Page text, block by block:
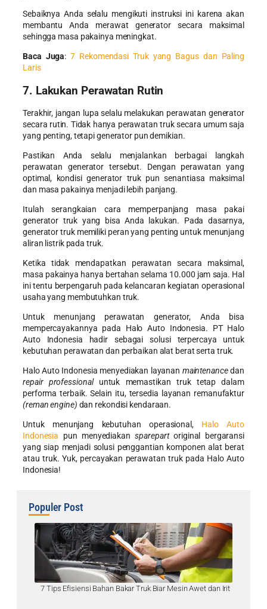
Sebaiknya Anda selalu mengikuti instruksi ini karena akan
membantu Anda merawat generator secara maksimal
sehingga masa pakainya meningkat.
Baca Juga:7 Rekomendasi Truk yang Bagus dan Paling
Laris
7. Lakukan Perawatan Rutin
Terakhir, jangan lupa selalu melakukan perawatan generator
secara rutin. Tidak hanya perawatan truksecara umum saja
yang penting, tetapi generator pun demikian.
Pastikan Anda selalu menjalankan berbagai langkah
perawatan generator tersebut. Dengan perawatan yang
optimal, kondisi generator truk pun senantiasa maksimal
dan masa pakainya menjadi lebih panjang.
Itulah serangkaiancara memperpanjang masa pakai
generator truk yang bisa Anda lakukan. Pada dasarnya,
generator truk memiliki peran yang penting untuk menunjang
aliran listrik pada truk.
Ketika tidak mendapatkan perawatan secara maksimal,
masa pakainya hanya bertahan selama 10.000 jam saja. Hal
ini tentu berpengaruh pada kelancaran kegiatan operasional
usaha yang membutuhkan truk.
Untuk menunjang perawatan generator, Anda bisa
mempercayakannya pada Halo Auto Indonesia. PT Halo
Auto Indonesia hadir sebagai solusi terpercaya untuk
kebutuhan perawatan dan perbaikan alat berat serta truk.
Halo Auto Indonesia menyediakan layanan maintenancedan
repair professional untuk memastikan truk tetap dalam
performa terbaik. Selain itu, tersedia layanan remanufaktur
(reman engine) dan rekondisi kendaraan.
Untuk menunjang kebutuhan operasional, Halo Auto
Indonesia pun menyediakansparepartoriginal bergaransi
yang siap menjadi solusi penggantian komponen alat berat
atau truk. Yuk, percayakan perawatan truk pada Halo Auto
Indonesia!
Populer Post
7 Tips Efisiensi Bahan Bakar Truk Biar Mesin Awet dan Irit